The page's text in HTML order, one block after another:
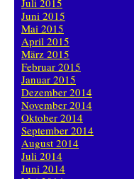
Juli 2015
Juni 2015
Mai 2015
April 2015
März 2015
Februar 2015
Januar 2015
Dezember 2014
November 2014
Oktober 2014
September 2014
August 2014
Juli 2014
Juni 2014